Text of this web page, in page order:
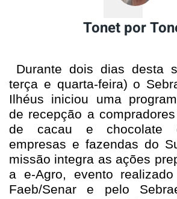
Tonet por
Durante dois dias desta
terça e quarta-feira) o
Ilhéus iniciou uma
de recepção a
de cacau e chocolate
empresas e fazendas do
missão integra as ações
a e-Agro, evento
Faeb/Senar e pelo